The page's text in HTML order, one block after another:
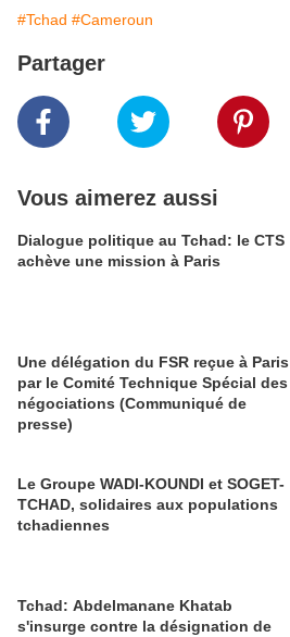
#Tchad #Cameroun
Partager
Vous aimerez aussi
Dialogue politique au Tchad: le CTS
achève une mission à Paris
Une délégation du FSR reçue à Paris
par le Comité Technique Spécial des
négociations (Communiqué de
presse)
Le Groupe WADI-KOUNDI et SOGET-
TCHAD, solidaires aux populations
tchadiennes
Tchad: Abdelmanane Khatab
s'insurge contre la désignation de